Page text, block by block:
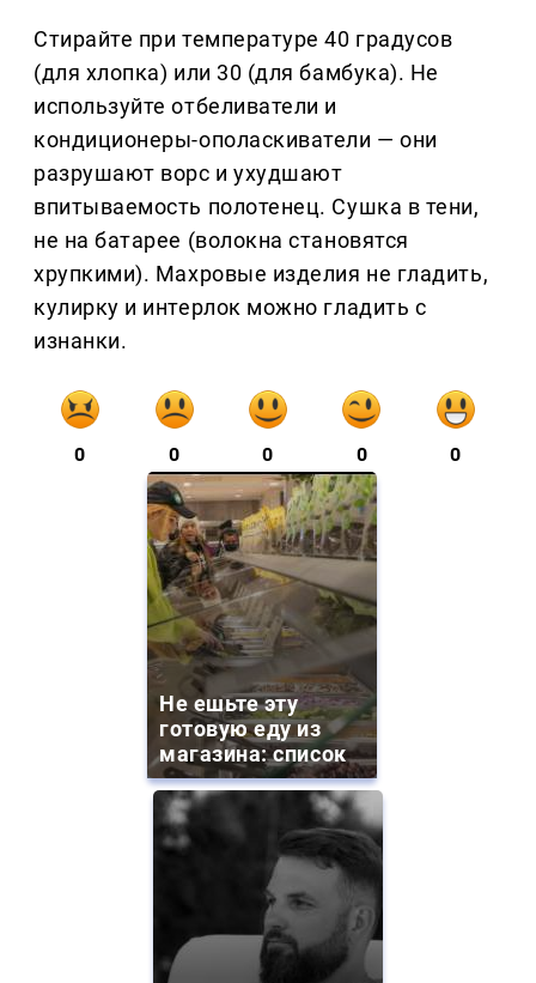
Стирайте при температуре 40 градусов
(для хлопка) или 30 (для бамбука). Не
используйте отбеливатели и
кондиционеры-ополаскиватели — они
разрушают ворс и ухудшают
впитываемость полотенец. Сушка в тени,
не на батарее (волокна становятся
хрупкими). Махровые изделия не гладить,
кулирку и интерлок можно гладить с
изнанки.
0 0 0 0 0
Не ешьте эту
готовую еду из
магазина: список